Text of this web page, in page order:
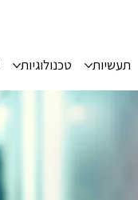
תעשיות טכנולוגיות